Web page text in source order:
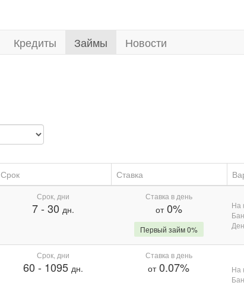
Кредиты Займы Новости
Срок Ставка
Срок, дни
7- 30 дн.
Ставка в день
от0%
Первый займ 0%
На
Срок, дни
60 - 1095 дн.
Ставка в день
от0.07%
На